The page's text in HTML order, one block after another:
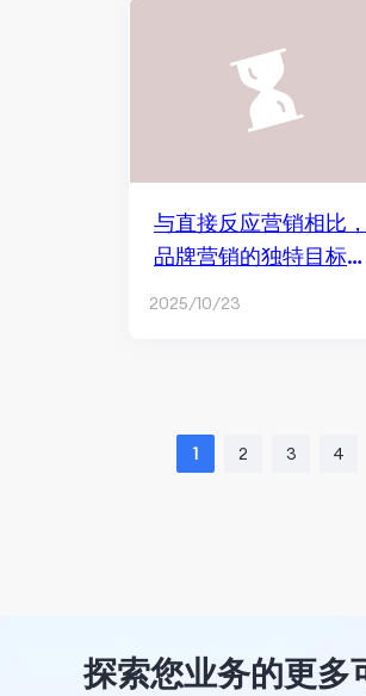
与直接反应营销相比，
品牌营销的独特目标是
2025/10/23
1 2 3 4
探索您业务的更多